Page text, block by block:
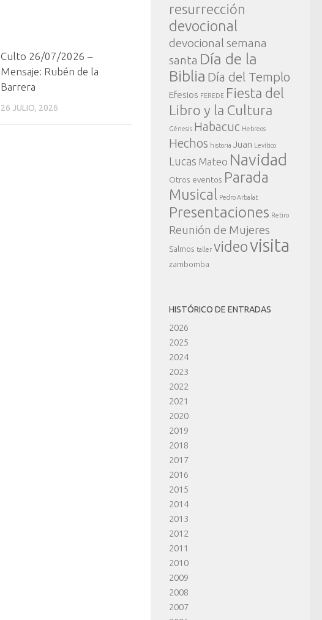
Culto 26/07/2026 –
Mensaje: Rubén de la
Barrera
26 JULIO, 2026
resurrección
devocional
devocional semana
santa Día de la
Biblia Día del Templo
Efesios FEREDE Fiesta del
Libro y la Cultura
Génesis Habacuc Hebreos
Hechos historia Juan Levítico
Lucas Mateo Navidad
Otros eventos Parada
Musical
Pedro Arbalat
Presentaciones Retiro
Reunión de Mujeres
Salmos taller videovisita
zambomba
HISTÓRICO DE ENTRADAS
2026
2025
2024
2023
2022
2021
2020
2019
2018
2017
2016
2015
2014
2013
2012
2011
2010
2009
2008
2007